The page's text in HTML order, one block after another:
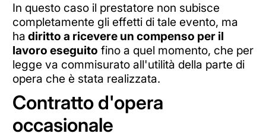
In questo caso il prestatore non subisce
completamente gli effetti di tale evento, ma
ha diritto a ricevere un compenso per il
lavoro eseguito fino a quel momento, che per
legge va commisurato all'utilità della parte di
opera che è stata realizzata.
Contratto d'opera
occasionale